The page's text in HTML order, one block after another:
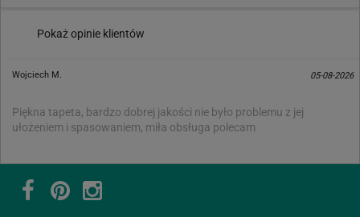
Pokaż opinie klientów
Wojciech M. 05-08-2026
Piękna tapeta, bardzo dobrej jakości nie było problemu z jej
ułożeniem i spasowaniem, miła obsługa polecam